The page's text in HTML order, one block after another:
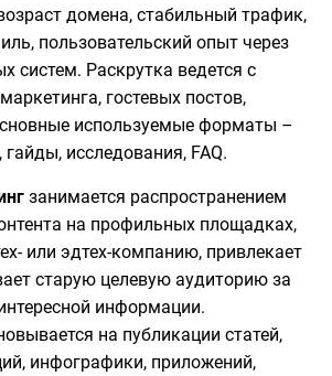
домена, стабильный трафик,
пользовательский опыт через
систем. Раскрутка ведется с
гостевых постов,
используемые форматы –
гайды, исследования, FAQ.
занимается распространением
на профильных площадках,
или эдтех-компанию, привлекает
старую целевую аудиторию за
информации.
на публикации статей,
инфографики, приложений,